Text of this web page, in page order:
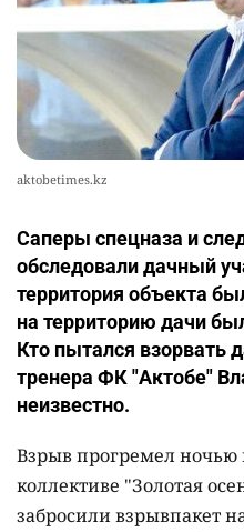
aktobetimes.kz
Саперы спецназа и
обследовали дачный
территория объекта
на территорию дачи
Кто пытался взорвать
тренера ФК "Актобе"
неизвестно.
Взрыв прогремел ночью
коллективе "Золотая
забросили взрывпакет